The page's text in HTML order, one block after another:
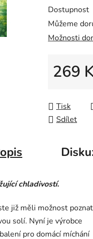
Dostupnost
Můžeme
Možnosti
269
Tisk
Sdílet
chladivostí.
již měli možnost poznat
solí. Nyní je výrobce
balení pro domácí míchání